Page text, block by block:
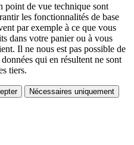
point de vue technique sont
les fonctionnalités de base
par exemple à ce que vous
dans votre panier ou à vous
Il ne nous est pas possible de
qui en résultent ne sont
tiers.
Nécessaires uniquement